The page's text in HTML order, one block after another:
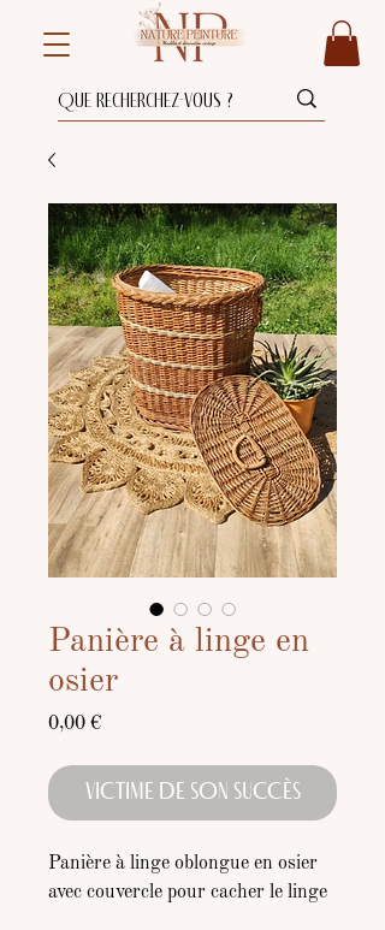
Panière à linge en
osier
0,00 €Prix
VICTIME DE SON SUCCÈS
Panière à linge oblongue en osier
avec couvercle pour cacher le linge